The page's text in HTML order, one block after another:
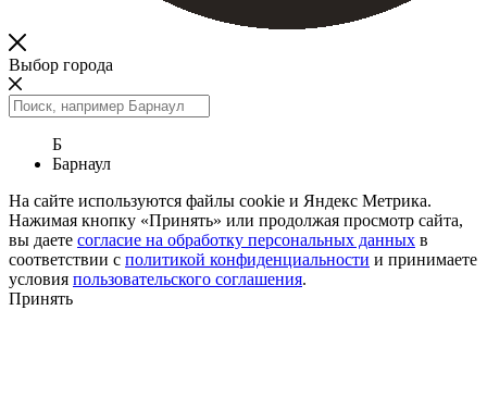
Выбор города
Б
Барнаул
На сайте используются файлы cookie и Яндекс Метрика.
Нажимая кнопку «Принять» или продолжая просмотр сайта,
вы даете согласие на обработку персональных данных в
соответствии с политикой конфиденциальности и принимаете
условия пользовательского соглашения.
Принять